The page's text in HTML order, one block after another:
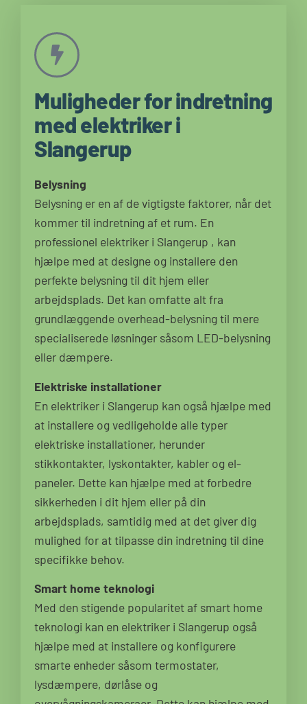
Muligheder for indretning
med elektriker i
Slangerup
Belysning
Belysning er en af de vigtigste faktorer, når det
kommer til indretning af et rum. En
professionel elektriker i Slangerup , kan
hjælpe med at designe og installere den
perfekte belysning til dit hjem eller
arbejdsplads. Det kan omfatte alt fra
grundlæggende overhead-belysning til mere
specialiserede løsninger såsom LED-belysning
eller dæmpere.
Elektriske installationer
En elektriker i Slangerup kan også hjælpe med
at installere og vedligeholde alle typer
elektriske installationer, herunder
stikkontakter, lyskontakter, kabler og el-
paneler. Dette kan hjælpe med at forbedre
sikkerheden i dit hjem eller på din
arbejdsplads, samtidig med at det giver dig
mulighed for at tilpasse din indretning til dine
specifikke behov.
Smart home teknologi
Med den stigende popularitet af smart home
teknologi kan en elektriker i Slangerup også
hjælpe med at installere og konfigurere
smarte enheder såsom termostater,
lysdæmpere, dørlåse og